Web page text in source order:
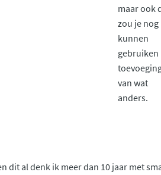
maar ook
zou je nog
kunnen
gebruiken
van wat
anders.
dit al denk ik meer dan 10 jaar met